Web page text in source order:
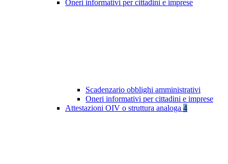
Oneri informativi per cittadini e imprese
Scadenzario obblighi amministrativi
Oneri informativi per cittadini e imprese
Attestazioni OIV o struttura analoga 4